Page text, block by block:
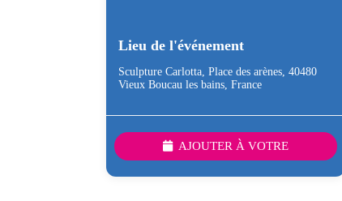
Lieu de l'événement
Sculpture Carlotta, Place des arènes, 40480
Vieux Boucau les bains, France
AJOUTER À VOTRE
CALENDRIER